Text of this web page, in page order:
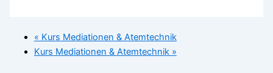
« Kurs Mediationen & Atemtechnik
Kurs Mediationen & Atemtechnik »